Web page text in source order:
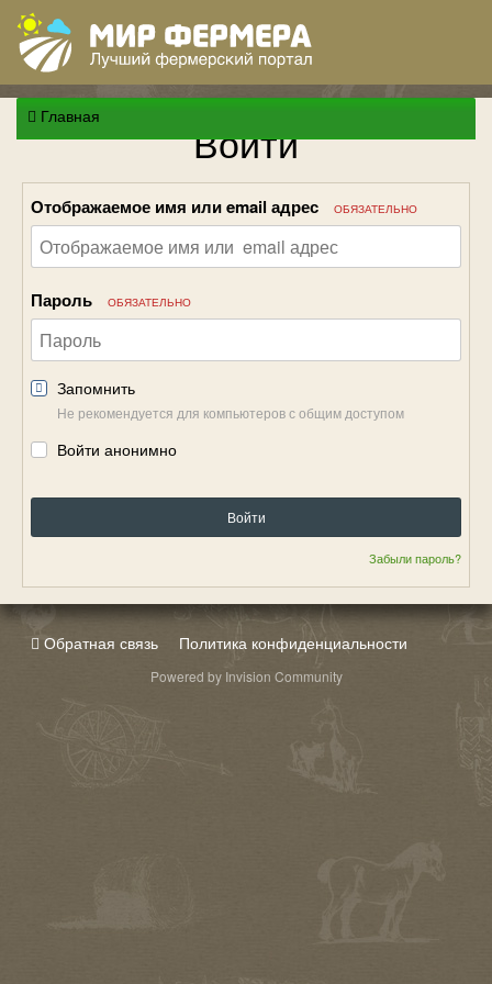
Главная Войти
Отображаемое имя или email адрес ОБЯЗАТЕЛЬНО
Пароль ОБЯЗАТЕЛЬНО
Запомнить
Не рекомендуется для компьютеров с общим доступом
Войти анонимно
Войти
Забыли пароль?
Обратная связь Политика конфиденциальности
Powered by Invision Community